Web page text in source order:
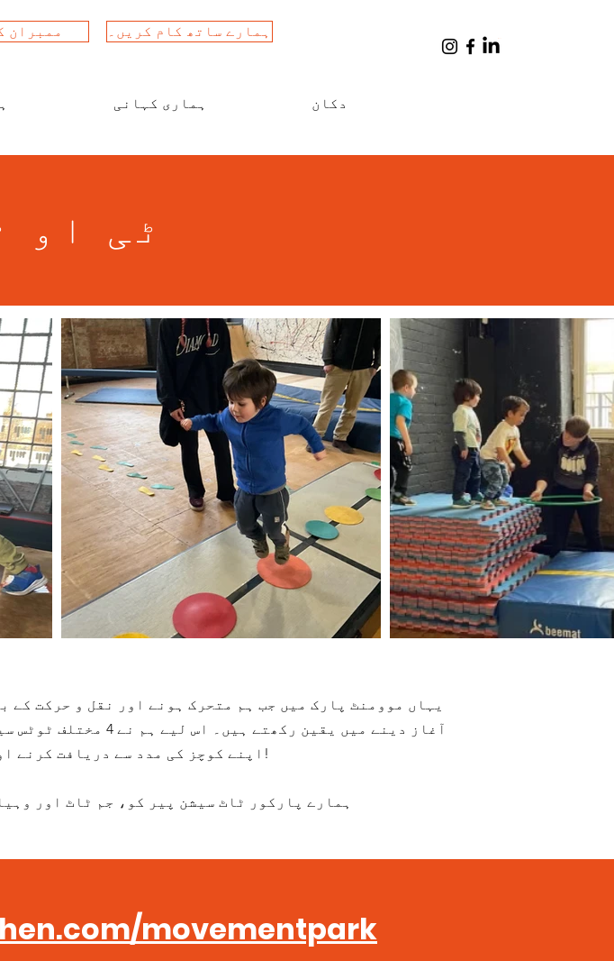
ممبران ہمارے ساتھ کام کریں۔
ہماری کہانی دکان
ٹی او
یہاں موومنٹ پارک میں جب ہم متحرک ہونے اور نقل و حرکت
آغاز دینے میں یقین
اپنے کوچز کی مدد سے دریافت کرنے اور سیکھنے کا موقع فراہم کرتے ہیں!
movementpark